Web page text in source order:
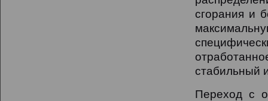
сгорания и
стабильный
Переход с